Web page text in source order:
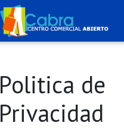
Politica de
Privacidad